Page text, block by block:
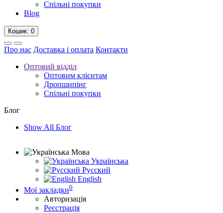
Спільні покупки
Blog
Кошик: 0
Про нас Доставка і оплата Контакти
Оптовий відділ
Оптовим клієнтам
Дропшипінг
Спільні покупки
Блог
Show All Блог
Мова
Українська
Русский
English
Мої закладки0
Авторизація
Реєстрація